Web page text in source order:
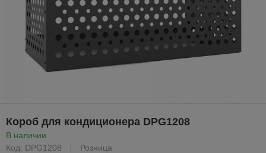
Короб для кондиционера DPG1208
В наличии
Код: DPG1208
Розница